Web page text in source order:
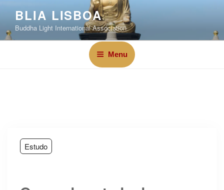
BLIA LISBOA
Buddha Light International Association
Menu
Estudo